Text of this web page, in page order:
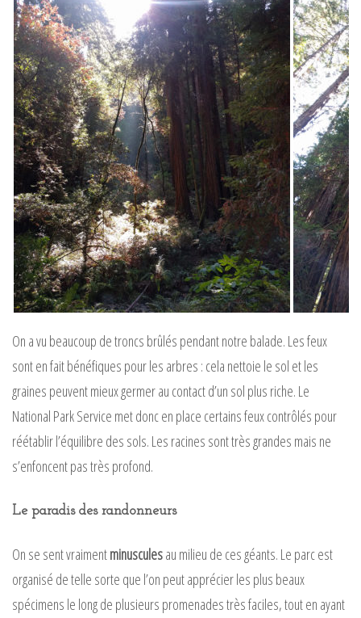
On a vu beaucoup de troncs brûlés pendant notre balade. Les feux
sont en fait bénéfiques pour les arbres : cela nettoie le sol et les
graines peuvent mieux germer au contact d’un sol plus riche. Le
National Park Service met donc en place certains feux contrôlés pour
réétablir l’équilibre des sols. Les racines sont très grandes mais ne
s’enfoncent pas très profond.
Le paradis des randonneurs
On se sent vraimentminusculesau milieu de ces géants. Le parc est
organisé de telle sorte que l’on peut apprécier les plus beaux
spécimens le long de plusieurs promenades très faciles, tout en ayant